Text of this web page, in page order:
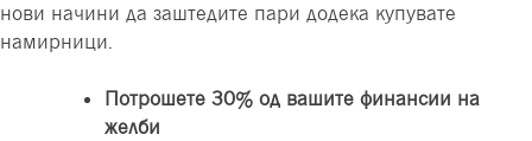
нови начини да заштедите пари додека купувате
намирници.
Потрошете 30% од вашите финансии на
желби